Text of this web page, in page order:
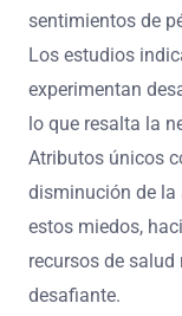
sentimientos de
Los estudios
experimentan
lo que resalta la
Atributos únicos
disminución de la
estos miedos,
recursos de
desafiante.